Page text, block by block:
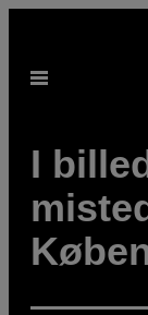
indhold
Åbn
I